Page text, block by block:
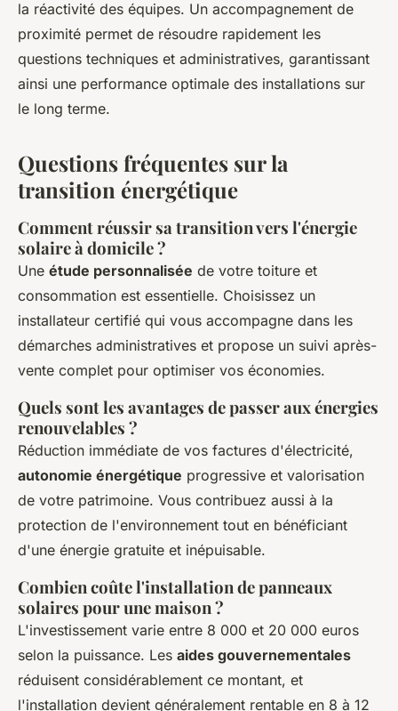
la réactivité des équipes. Un accompagnement de
proximité permet de résoudre rapidement les
questions techniques et administratives, garantissant
ainsi une performance optimale des installations sur
le long terme.
Questions fréquentes sur la
transition énergétique
Comment réussir sa transition vers l'énergie
solaire à domicile ?
Une étude personnalisée de votre toiture et
consommation est essentielle. Choisissez un
installateur certifié qui vous accompagne dans les
démarches administratives et propose un suivi après-
vente complet pour optimiser vos économies.
Quels sont les avantages de passer aux énergies
renouvelables ?
Réduction immédiate de vos factures d'électricité,
autonomie énergétique progressive et valorisation
de votre patrimoine. Vous contribuez aussi à la
protection de l'environnement tout en bénéficiant
d'une énergie gratuite et inépuisable.
Combien coûte l'installation de panneaux
solaires pour une maison ?
L'investissement varie entre 8 000 et 20 000 euros
selon la puissance. Les aides gouvernementales
réduisent considérablement ce montant, et
l'installation devient généralement rentable en 8 à 12